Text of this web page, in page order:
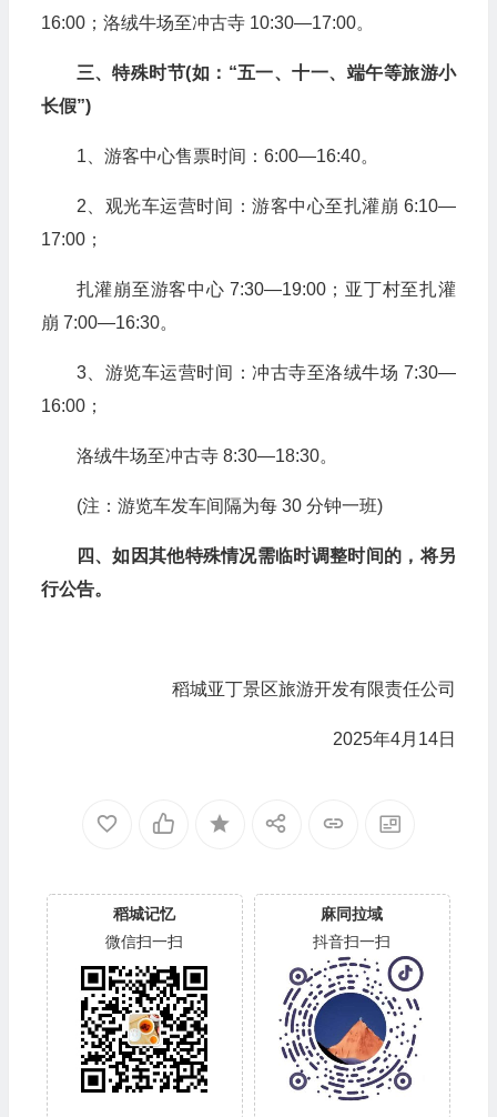
16:00；洛绒牛场至冲古寺 10:30—17:00。
三、特殊时节(如：“五一、十一、端午等旅游小
长假”)
1、游客中心售票时间：6:00—16:40。
2、观光车运营时间：游客中心至扎灌崩 6:10—
17:00；
扎灌崩至游客中心 7:30—19:00；亚丁村至扎灌
崩 7:00—16:30。
3、游览车运营时间：冲古寺至洛绒牛场 7:30—
16:00；
洛绒牛场至冲古寺 8:30—18:30。
(注：游览车发车间隔为每 30 分钟一班)
四、如因其他特殊情况需临时调整时间的，将另
行公告。
稻城亚丁景区旅游开发有限责任公司
2025年4月14日
稻城记忆
微信扫一扫
麻同拉域
抖音扫一扫